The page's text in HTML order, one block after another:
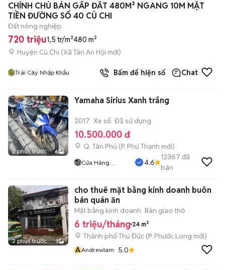
CHÍNH CHỦ BÁN GẤP ĐẤT 480M² NGANG 10M MẶT
TIỀN ĐƯỜNG SỐ 40 CỦ CHI
Đất nông nghiệp
720 triệu1,5 tr/m²480 m²
Huyện Củ Chi (Xã Tân An Hội mới)
Trái Cây Nhập Khẩu Bấm để hiện số Chat
2 phút trước 6
Yamaha Sirius Xanh trắng
2017 Xe số Đã sử dụng
10.500.000 đ
Q. Tân Phú (P. Phú Thạnh mới)
Cửa Hàng
4.6
12367 đã
bán
2 phút trước 3
cho thuê mặt bằng kinh doanh buôn
bán quán ăn
Mặt bằng kinh doanh Bàn giao thô
6 triệu/tháng 24 m²
Thành phố Thủ Đức (P. Phước Long mới)
AAndrewlam 5.0